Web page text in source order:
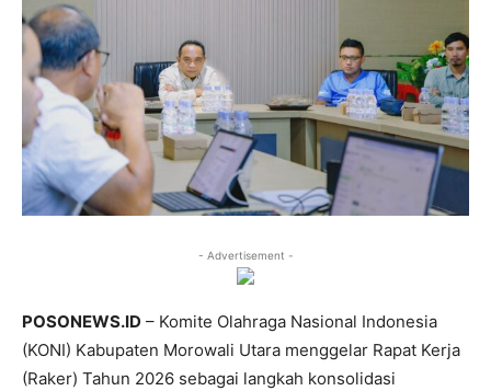
- Advertisement -
POSONEWS.ID – Komite Olahraga Nasional Indonesia
(KONI) Kabupaten Morowali Utara menggelar Rapat Kerja
(Raker) Tahun 2026 sebagai langkah konsolidasi